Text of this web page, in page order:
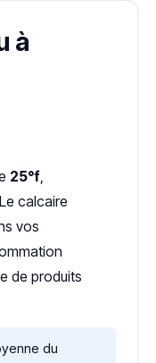
à
25°f,
calcaire
vos
de produits
du